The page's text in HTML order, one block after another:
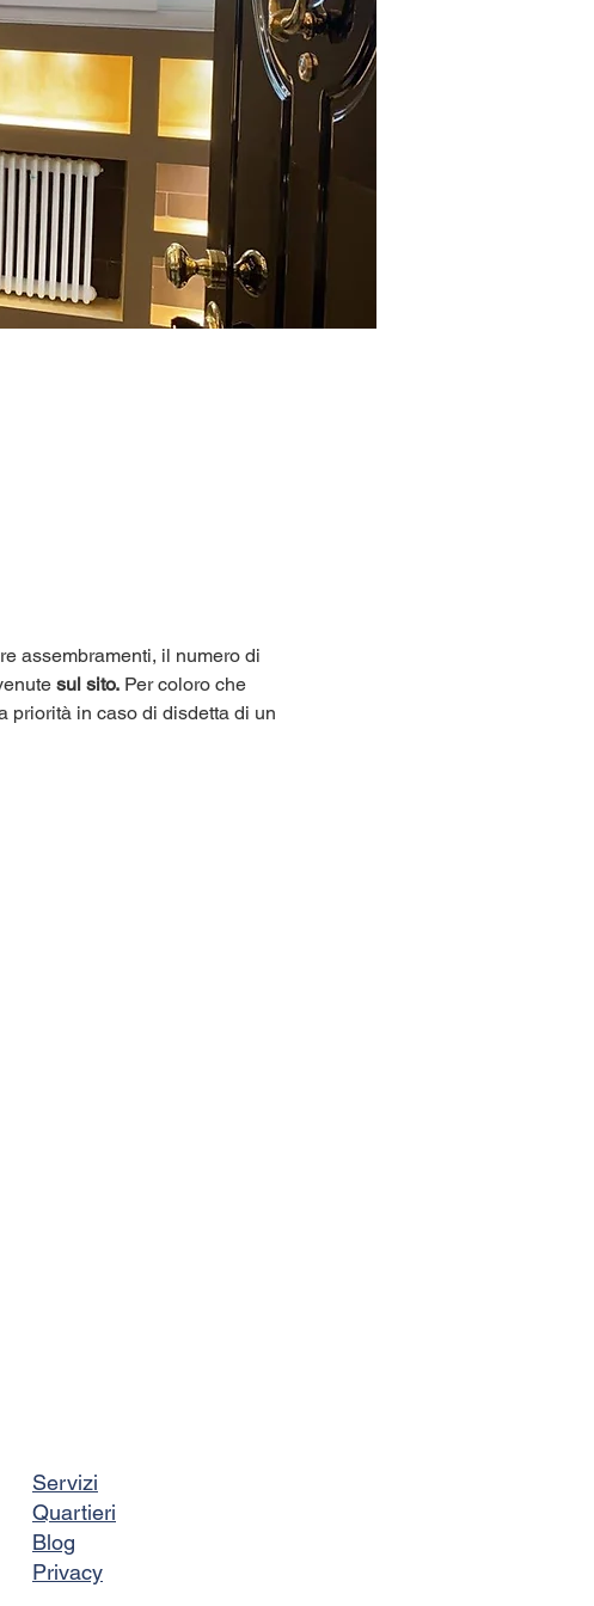
assembramenti, il numero di
sul sito. Per coloro che
priorità in caso di disdetta di un
Servizi
Quartieri
Blog
Privacy